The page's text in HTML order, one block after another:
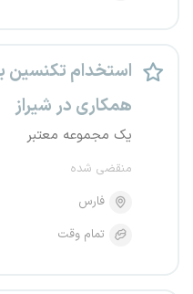
استخدام
همکاری در شیراز
یک مجموعه معتبر
منقضی شده
فارس
تمام وقت